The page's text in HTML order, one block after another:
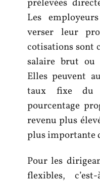
prélevées
Les
verser leur
cotisations sont
salaire brut ou
Elles peuvent
taux fixe du
pourcentage
revenu plus
plus importante
Pour les
flexibles,